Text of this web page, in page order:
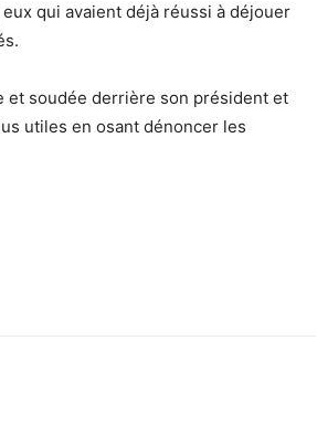
qui avaient déjà réussi à déjouer
et soudée derrière son président et
utiles en osant dénoncer les